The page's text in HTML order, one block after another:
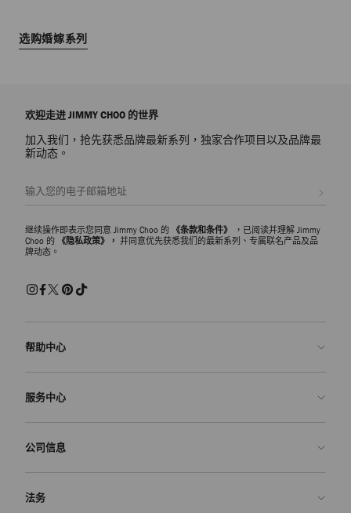
选购婚嫁系列
欢迎走进 JIMMY CHOO 的世界
加入我们，抢先获悉品牌最新系列，独家合作项目以及品牌最
新动态。
继续操作即表示您同意 Jimmy Choo 的 《条款和条件》
，已阅读并理解 Jimmy
Choo 的 《隐私政策》， 并同意优先获悉我们的最新系列、专属联名产品及品
牌动态。
帮助中心
常见问题解答
提交退货
送货
服务中心
定制服务
保修服务
公司信息
我们的历史
法务